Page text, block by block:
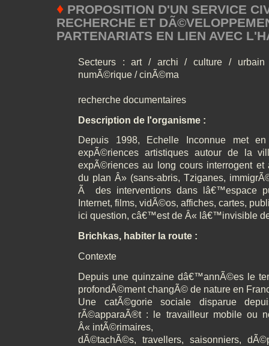
♦ PROPOSITION D'UN SERVICE
RECHERCHE ET
PARTENARIATS EN LIEN AVEC
Secteurs : art / archi / culture /
numÃ©rique / cinÃ©ma
recherche documentaires
Description de l'organisme :
Depuis 1998, Echelle Inconnue met
expÃ©riences artistiques autour de la
expÃ©riences au long cours interrogent et
du plan Â» (sans-abris, Tziganes,
Ã des interventions dans lâ€™espace
Internet, films, vidÃ©os, affiches, cartes,
ici question, câ€™est de Â« lâ€™invisible
Brichkas, habiter la route :
Contexte
Depuis une quinzaine dâ€™annÃ©es le
profondÃ©ment changÃ© de nature en
Une catÃ©gorie sociale disparue
rÃ©apparaÃ®t : le travailleur mobile ou
Â« intÃ©rimaires,
dÃ©tachÃ©s, travellers, saisonniers,